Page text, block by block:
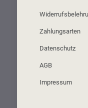
Zahlungsarten
Datenschutz
AGB
Impressum